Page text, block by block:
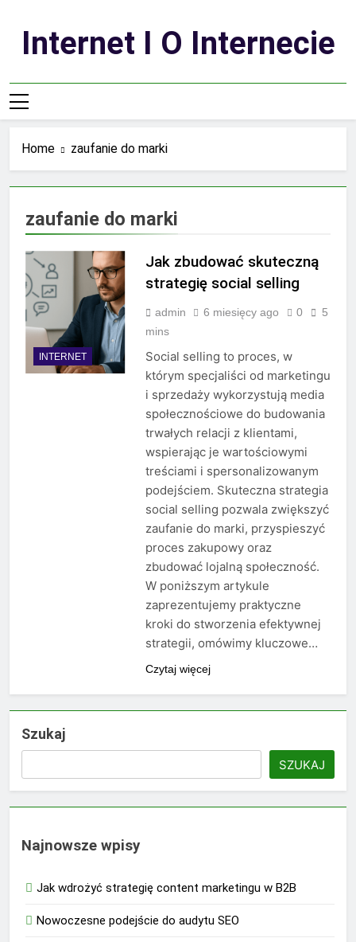
contentInternet I O Internecie
Home zaufanie do marki
zaufanie do marki
INTERNET
Jak zbudować skuteczną
strategię social selling
admin 6 miesięcy ago 0
5
mins
Social selling to proces, w
którym specjaliści od marketingu
i sprzedaży wykorzystują media
społecznościowe do budowania
trwałych relacji z klientami,
wspierając je wartościowymi
treściami i spersonalizowanym
podejściem. Skuteczna strategia
social selling pozwala zwiększyć
zaufanie do marki, przyspieszyć
proces zakupowy oraz
zbudować lojalną społeczność.
W poniższym artykule
zaprezentujemy praktyczne
kroki do stworzenia efektywnej
strategii, omówimy kluczowe…
Czytaj więcej
Szukaj
SZUKAJ
Najnowsze wpisy
Jak wdrożyć strategię content marketingu w B2B
Nowoczesne podejście do audytu SEO